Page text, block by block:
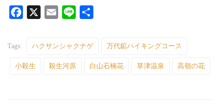
b
l
Tags: ハクサンシャクナゲ 万代鉱ハイキングコース
小殺生 殺生河原 白山石楠花 草津温泉 高嶺の花